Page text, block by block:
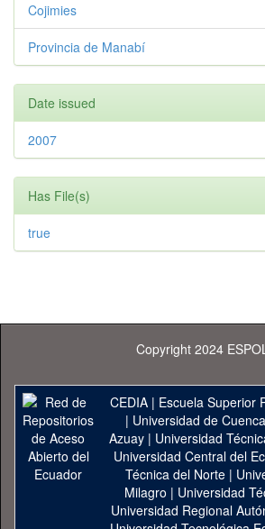
Cojimies
Provincia de Manabí
Date issued
2007
Has File(s)
true
Copyright 2024
CEDIA| Escuela Superior
| Universidad de Cuenca
Azuay| Universidad
Universidad Central del
Técnica del Norte |
Milagro | Universidad
Universidad Regional